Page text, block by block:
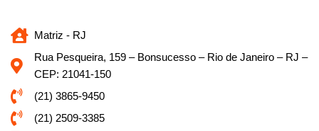
Matriz - RJ
Rua Pesqueira, 159 – Bonsucesso – Rio de Janeiro – RJ –
CEP: 21041-150
(21) 3865-9450
(21) 2509-3385